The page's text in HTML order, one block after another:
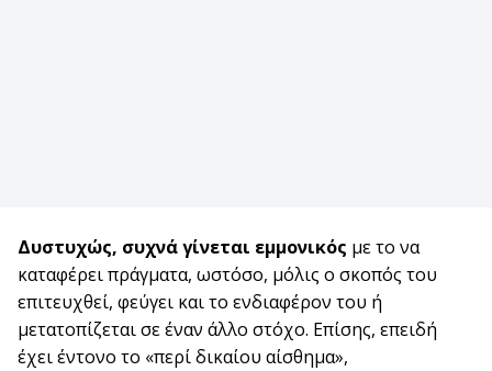
Δυστυχώς, συχνά γίνεται εμμονικός με το να
καταφέρει πράγματα, ωστόσο, μόλις ο σκοπός του
επιτευχθεί, φεύγει και το ενδιαφέρον του ή
μετατοπίζεται σε έναν άλλο στόχο. Επίσης, επειδή
έχει έντονο το «περί δικαίου αίσθημα»,